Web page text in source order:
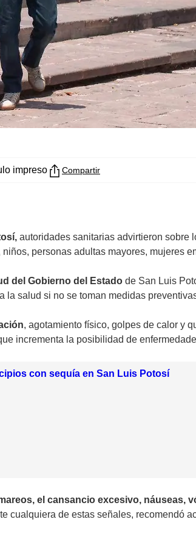
impreso Compartir
autoridades sanitarias advirtieron sobre
personas adultas mayores, mujeres
del Gobierno del Estado de San Luis
salud si no se toman medidas
, agotamiento físico, golpes de calor y
incrementa la posibilidad de
con sequía en San Luis Potosí
el cansancio excesivo, náuseas,
cualquiera de estas señales, recomendó